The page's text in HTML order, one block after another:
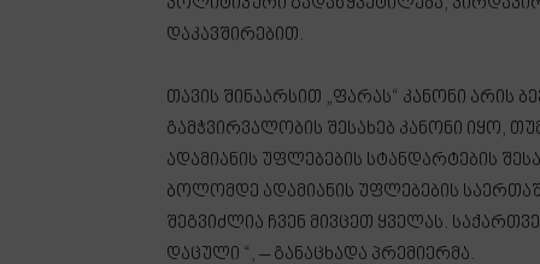
პოლიტიკური გადაწყვეტილება,
დაკავშირებით.
თავის შინაარსით „ფარას“ კანონი არის
გამჭვირვალობის შესახებ კანონი იყო,
ადამიანის უფლებების სტანდარტების
ბოლომდე ადამიანის უფლებების
შეგვიძლია ჩვენ მივცეთ ყველას.
დაცული “, – განაცხადა პრემიერმა.